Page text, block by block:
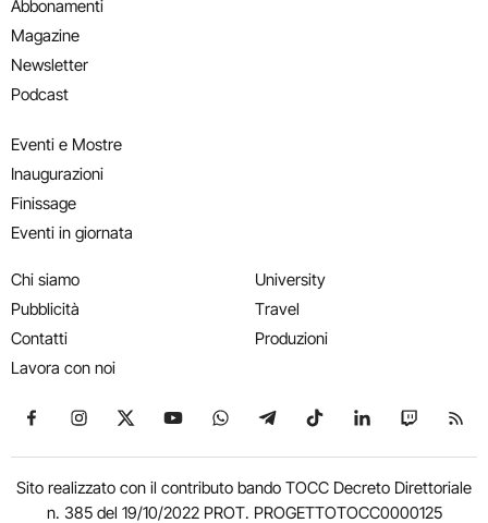
Abbonamenti
Magazine
Newsletter
Podcast
Eventi e Mostre
Inaugurazioni
Finissage
Eventi in giornata
Chi siamo
Pubblicità
Contatti
Lavora con noi
University
Travel
Produzioni
Seguici su Facebook
Seguici su Instagram
Seguici su X
Seguici su YouTube
Seguici su WhatsApp
Seguici su Telegram
Seguici su TikTok
Seguici su
Seguici
Sito realizzato con il contributo bando TOCC Decreto Direttoriale
n. 385 del 19/10/2022 PROT. PROGETTOTOCC0000125